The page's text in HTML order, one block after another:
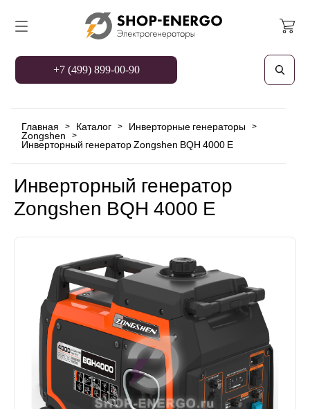
+7 (499) 899-00-90
Главная > Каталог > Инверторные генераторы >
Zongshen >
Инверторный генератор Zongshen BQH 4000 E
Инверторный генератор
Zongshen BQH 4000 E